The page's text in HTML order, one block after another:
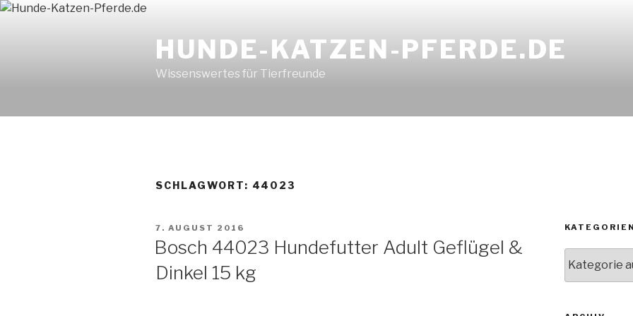
Zum
HUNDE-KATZEN-PFERDE.DE
Wissenswertes für Tierfreunde
SCHLAGWORT: 44023
VERÖFFENTLICHT
AM
7. AUGUST 2016
Bosch 44023 Hundefutter Adult Geflügel &
Dinkel 15 kg